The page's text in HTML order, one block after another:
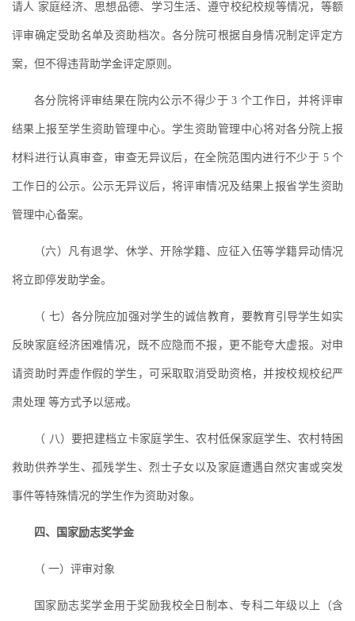
请人 家庭经济、思想品德、学习生活、遵守校纪校规等情况，等额
评审确定受助名单及资助档次。各分院可根据自身情况制定评定方
案，但不得违背助学金评定原则。
各分院将评审结果在院内公示不得少于 3 个工作日，并将评审
结果上报至学生资助管理中心。学生资助管理中心将对各分院上报
材料进行认真审查，审查无异议后，在全院范围内进行不少于 5 个
工作日的公示。公示无异议后，将评审情况及结果上报省学生资助
管理中心备案。
（六）凡有退学、休学、开除学籍、应征入伍等学籍异动情况
将立即停发助学金。
（ 七）各分院应加强对学生的诚信教育，要教育引导学生如实
反映家庭经济困难情况，既不应隐而不报，更不能夸大虚报。对申
请资助时弄虚作假的学生，可采取取消受助资格，并按校规校纪严
肃处理 等方式予以惩戒。
（ 八）要把建档立卡家庭学生、农村低保家庭学生、农村特困
救助供养学生、孤残学生、烈士子女以及家庭遭遇自然灾害或突发
事件等特殊情况的学生作为资助对象。
四、国家励志奖学金
（ 一）评审对象
国家励志奖学金用于奖励我校全日制本、专科二年级以上（含